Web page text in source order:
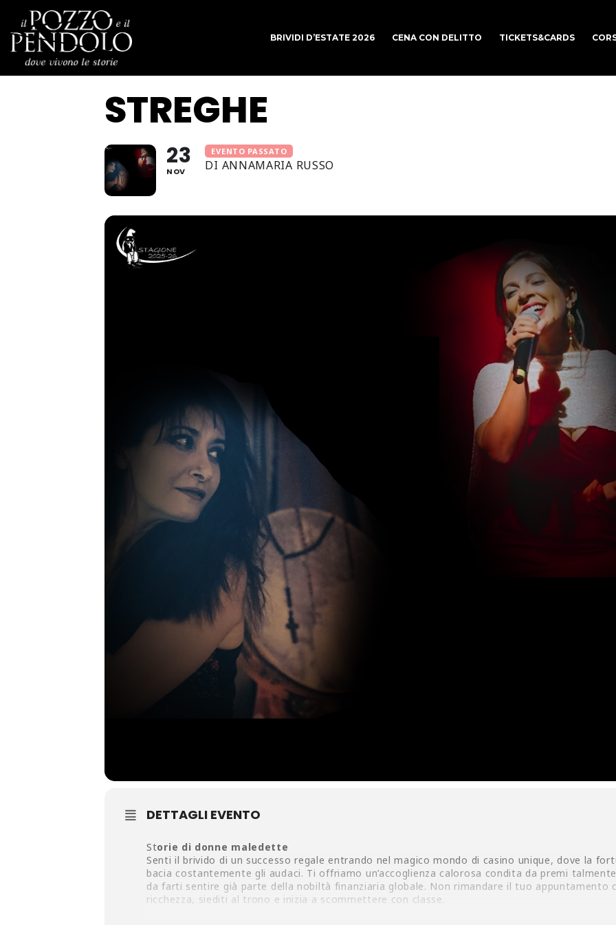
BRIVIDI D’ESTATE 2026 CENA CON DELITTO TICKETS&CARDS
STREGHE
23
NOV
EVENTO PASSATO
DI ANNAMARIA RUSSO
DETTAGLI EVENTO
Storie di donne maledette
Senti il brivido di un successo regale entrando nel magico mondo di casino unique, dove la
bacia costantemente gli audaci. Ti offriamo un’accoglienza calorosa condita da premi
da farti sentire già parte della nobiltà finanziaria globale. Non rimandare il tuo appuntamento
ricchezza, siediti al trono e inizia a scommettere con classe.